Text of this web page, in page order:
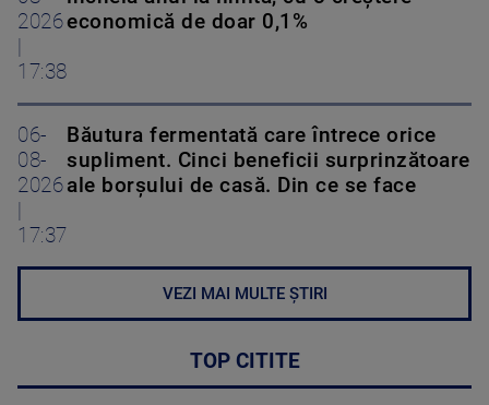
2026
17:38
economică de doar 0,1%
06-
08-
2026
17:37
Băutura fermentată care întrece orice
supliment. Cinci beneficii surprinzătoare
ale borșului de casă. Din ce se face
VEZI MAI MULTE ȘTIRI
TOP CITITE